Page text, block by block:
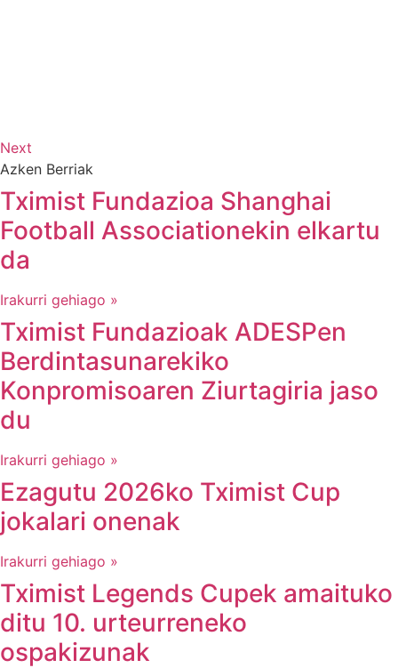
Next
Azken Berriak
Tximist Fundazioa Shanghai
Football Associationekin elkartu
da
Irakurri gehiago »
Tximist Fundazioak ADESPen
Berdintasunarekiko
Konpromisoaren Ziurtagiria jaso
du
Irakurri gehiago »
Ezagutu 2026ko Tximist Cup
jokalari onenak
Irakurri gehiago »
Tximist Legends Cupek amaituko
ditu 10. urteurreneko
ospakizunak